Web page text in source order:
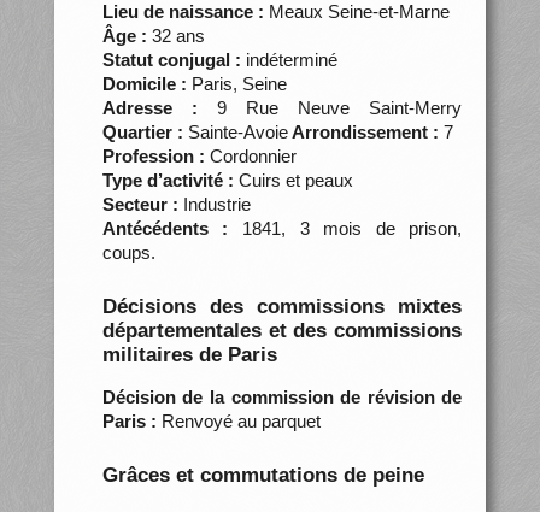
Lieu de naissance : Meaux Seine-et-Marne
Âge : 32 ans
Statut conjugal : indéterminé
Domicile : Paris, Seine
Adresse : 9 Rue Neuve Saint-Merry
Quartier : Sainte-AvoieArrondissement : 7
Profession : Cordonnier
Type d’activité : Cuirs et peaux
Secteur : Industrie
Antécédents : 1841, 3 mois de prison,
coups.
Décisions des commissions mixtes
départementales et des commissions
militaires de Paris
Décision de la commission de révision de
Paris : Renvoyé au parquet
Grâces et commutations de peine